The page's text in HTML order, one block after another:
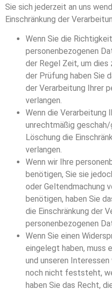
Sie sich jederzeit an uns
Einschränkung der
Wenn Sie die
personenbezogenen
der Regel Zeit, um dies
der Prüfung haben Sie
der Verarbeitung Ihrer
verlangen.
Wenn die Verarbeitung
unrechtmäßig
Löschung die
verlangen.
Wenn wir Ihre
benötigen, Sie sie
oder Geltendmachung
benötigen, haben Sie
die Einschränkung der
personenbezogenen
Wenn Sie einen
eingelegt haben, muss
und unseren
noch nicht feststeht,
haben Sie das Recht,